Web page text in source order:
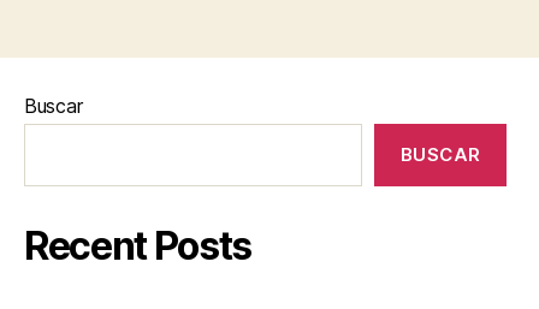
Buscar
BUSCAR
Recent Posts